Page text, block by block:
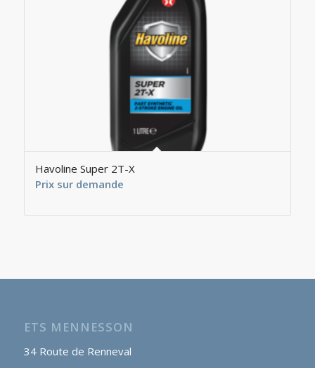
Havoline Super 2T-X
Prix sur demande
ETS MENNESSON
34 Route de Renneval